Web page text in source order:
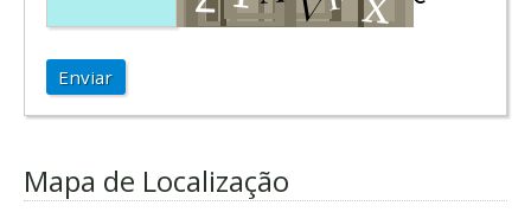
Enviar
Mapa de Localização